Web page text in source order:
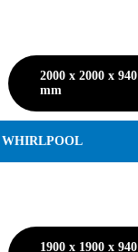
2000 x 2000 x 940
mm
1900 x 1900 x 940